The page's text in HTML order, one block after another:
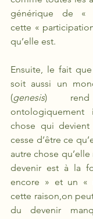
générique de «
cette «
qu’elle est.
Ensuite, le fait
soit aussi un
(genesis)
ontologiquement
chose qui
cesse d’être ce
autre chose qu’elle
devenir est à la
encore » et un «
cette raison,on
du devenir